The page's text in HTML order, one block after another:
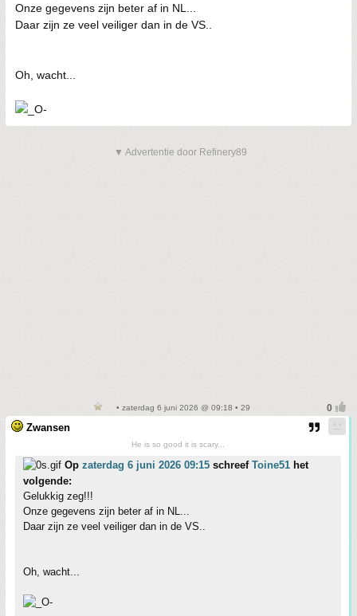
Onze gegevens zijn beter af in NL...
Daar zijn ze veel veiliger dan in de VS..
Oh, wacht...
▼ Advertentie door Refinery89
• zaterdag 6 juni 2026 @ 09:18 • 29
Zwansen
He is so good it is scary...
Op zaterdag 6 juni 2026 09:15 schreef Toine51 het
volgende:
Gelukkig zeg!!!
Onze gegevens zijn beter af in NL...
Daar zijn ze veel veiliger dan in de VS..
Oh, wacht...